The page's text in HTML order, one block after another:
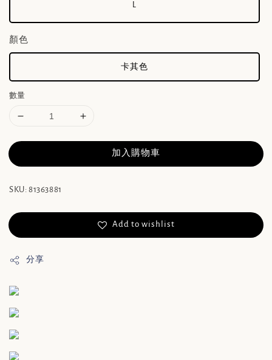
L
顏色
卡其色
數量
加入購物車
SKU: 81363881
Add to wishlist
分享